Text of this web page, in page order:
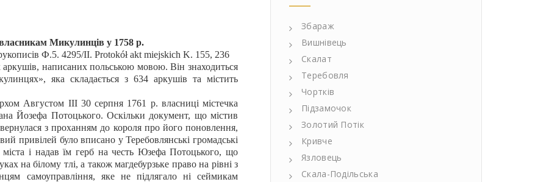
Микулинців у 1758 р.
Ф.5. 4295/II. Protokół akt miejskich K. 155, 236
написаних польською мовою. Він знаходиться
яка складається з 634 аркушів та містить
Августом ІІІ 30 серпня 1761 р. власниці містечка
Йозефа Потоцького. Оскільки документ, що містив
з проханням до короля про його поновлення,
привілей було вписано у Теребовлянські громадські
і надав їм герб на честь Юзефа Потоцького, що
на білому тлі, а також магдебурзьке право на рівні з
самоуправління, яке не підлягало ні сеймикам
Збараж
Вишнівець
Скалат
Теребовля
Чортків
Підзамочок
Золотий Потік
Кривче
Язловець
Скала-Подільська